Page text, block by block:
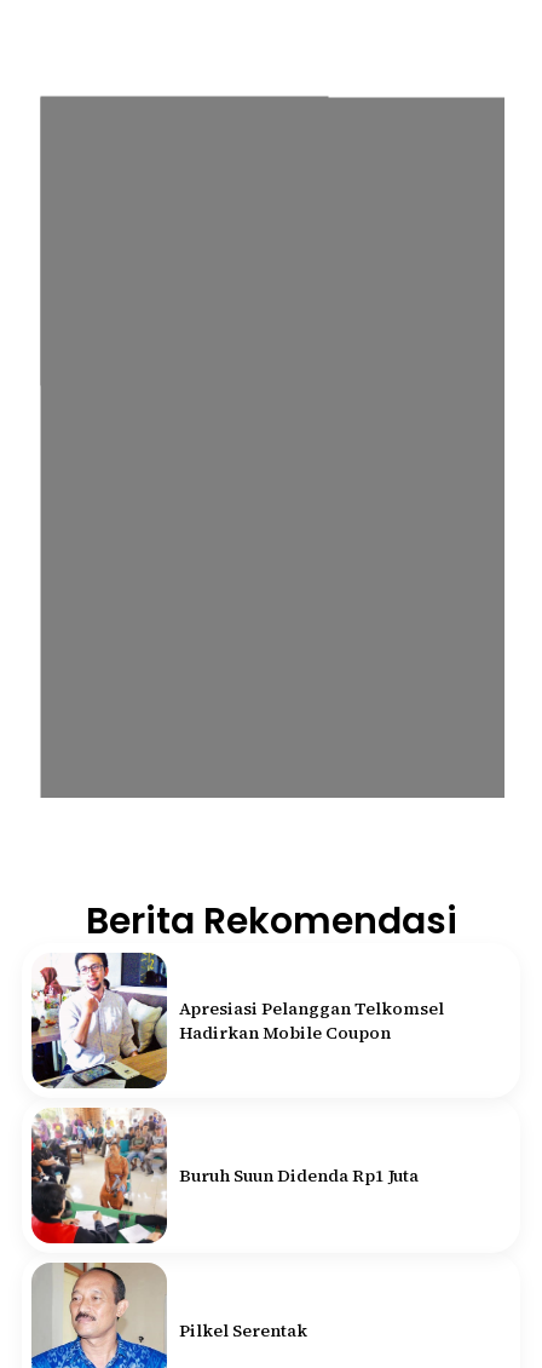
Berita Rekomendasi
Apresiasi Pelanggan Telkomsel
Hadirkan Mobile Coupon
Buruh Suun Didenda Rp1 Juta
Pilkel Serentak